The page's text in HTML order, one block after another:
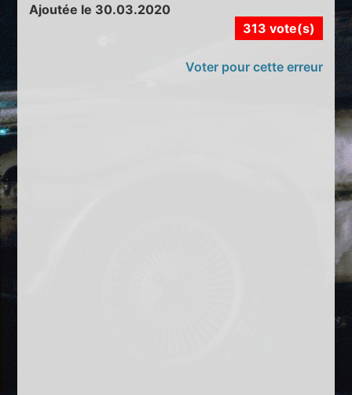
Ajoutée le 30.03.2020
313 vote(s)
Voter pour cette erreur